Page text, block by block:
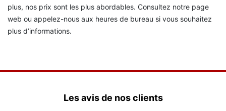
plus, nos prix sont les plus abordables. Consultez notre page
web ou appelez-nous aux heures de bureau si vous souhaitez
plus d’informations.
Les avis de nos clients